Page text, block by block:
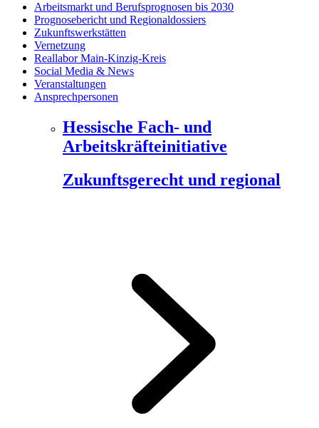
Arbeitsmarkt und Berufsprognosen bis 2030
Prognosebericht und Regionaldossiers
Zukunftswerkstätten
Vernetzung
Reallabor Main-Kinzig-Kreis
Social Media & News
Veranstaltungen
Ansprechpersonen
Hessische Fach- und
Arbeitskräfteinitiative
Zukunftsgerecht und regional